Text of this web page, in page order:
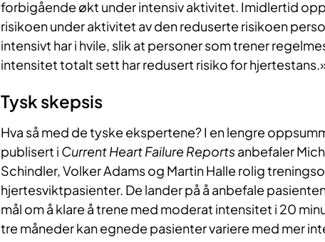
forbigående økt under intensiv aktivitet. Imidlertid
risikoen under aktivitet av den reduserte risikoen
intensivt har i hvile, slik at personer som trener
intensitet totalt sett har redusert risiko for
Tysk skepsis
Hva så med de tyske ekspertene? I en lengre
publisert i Current Heart Failure Reportsanbefaler
Schindler, Volker Adams og Martin Halle rolig
hjertesviktpasienter. De lander på å anbefale
mål om å klare å trene med moderat intensitet i 20
tre måneder kan egnede pasienter variere med mer